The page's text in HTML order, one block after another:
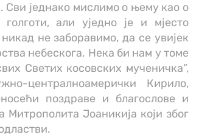
Сви једнако мислимо о њему као о
али уједно је и мјесто
не заборавимо, да се увијек
небескога. Нека би нам у томе
Светих косовских мученичка”,
централноамерички Кирило,
поздраве и благослове и
Јоаникија који због